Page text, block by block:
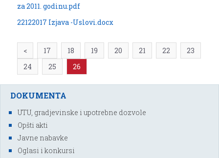
za 2011. godinu.pdf
22122017 Izjava -Uslovi.docx
< 17 18 19 20 21 22
23
24
25 26
DOKUMENTA
UTU, gradjevinske i upotrebne dozvole
Opšti akti
Javne nabavke
Oglasi i konkursi